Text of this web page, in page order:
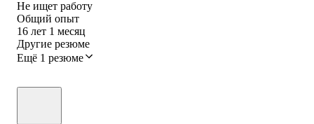
Не ищет работу
Общий опыт
16 лет 1 месяц
Другие резюме
Ещё 1 резюме